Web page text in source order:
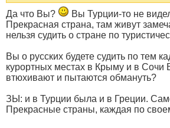
Да что Вы?
Вы Турции-то не
Прекрасная страна, там живут
нельзя судить о стране по
Вы о русских будете судить по тем
курортных местах в Крыму и в Сочи
втюхивают и пытаются обмануть?
ЗЫ: и в Турции была и в Греции.
Прекрасные страны, каждая по